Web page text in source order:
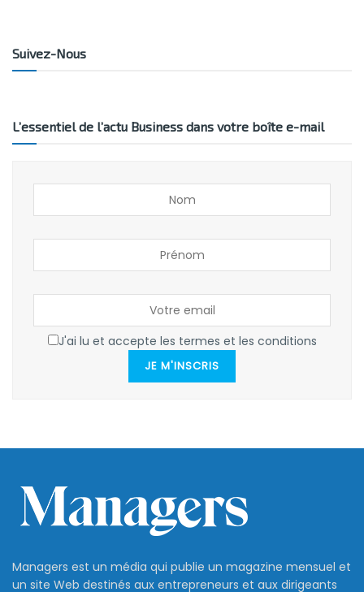
Suivez-Nous
L’essentiel de l’actu Business dans votre boîte e-mail
J'ai lu et accepte les termes et les conditions
JE M'INSCRIS
Managers est un média qui publie un magazine mensuel et
un site Web destinés aux entrepreneurs et aux dirigeants